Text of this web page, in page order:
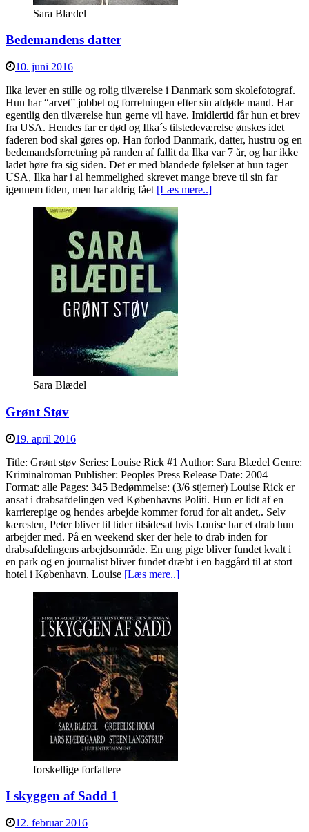
Sara Blædel
Bedemandens datter
10. juni 2016
Ilka lever en stille og rolig tilværelse i Danmark som skolefotograf.
Hun har “arvet” jobbet og forretningen efter sin afdøde mand. Har
egentlig den tilværelse hun gerne vil have. Imidlertid får hun et brev
fra USA. Hendes far er død og Ilka´s tilstedeværelse ønskes idet
faderen bod skal gøres op. Han forlod Danmark, datter, hustru og en
bedemandsforretning på randen af fallit da Ilka var 7 år, og har ikke
ladet høre fra sig siden. Det er med blandede følelser at hun tager
USA, Ilka har i al hemmelighed skrevet mange breve til sin far
igennem tiden, men har aldrig fået [Læs mere..]
Sara Blædel
Grønt Støv
19. april 2016
Title: Grønt støv Series: Louise Rick #1 Author: Sara Blædel Genre:
Kriminalroman Publisher: Peoples Press Release Date: 2004
Format: alle Pages: 345 Bedømmelse: (3/6 stjerner) Louise Rick er
ansat i drabsafdelingen ved Københavns Politi. Hun er lidt af en
karrierepige og hendes arbejde kommer forud for alt andet,. Selv
kæresten, Peter bliver til tider tilsidesat hvis Louise har et drab hun
arbejder med. På en weekend sker der hele to drab inden for
drabsafdelingens arbejdsområde. En ung pige bliver fundet kvalt i
en park og en journalist bliver fundet dræbt i en baggård til at stort
hotel i København. Louise [Læs mere..]
forskellige forfattere
I skyggen af Sadd 1
12. februar 2016